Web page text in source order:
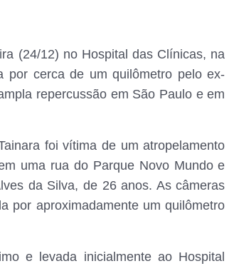
(24/12) no Hospital das Clínicas, na
por cerca de um quilômetro pelo ex-
repercussão em São Paulo e em
foi vítima de um atropelamento
uma rua do Parque Novo Mundo e
da Silva, de 26 anos. As câmeras
por aproximadamente um quilômetro
e levada inicialmente ao Hospital